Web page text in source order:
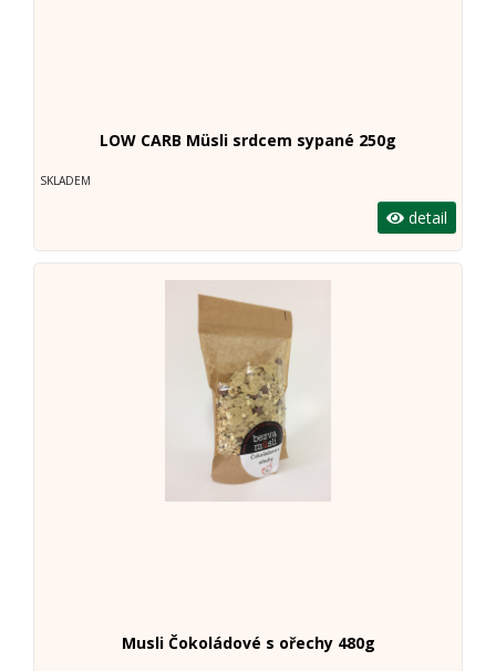
LOW CARB Müsli srdcem sypané 250g
SKLADEM
detail
Musli Čokoládové s ořechy 480g